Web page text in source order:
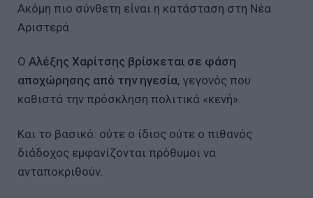
Ακόμη πιο σύνθετη είναι η κατάσταση στη Νέα
Αριστερά.
Ο Αλέξης Χαρίτσης βρίσκεται σε φάση
αποχώρησης από την ηγεσία, γεγονός που
καθιστά την πρόσκληση πολιτικά «κενή».
Και το βασικό: ούτε ο ίδιος ούτε ο πιθανός
διάδοχος εμφανίζονται πρόθυμοι να
ανταποκριθούν.